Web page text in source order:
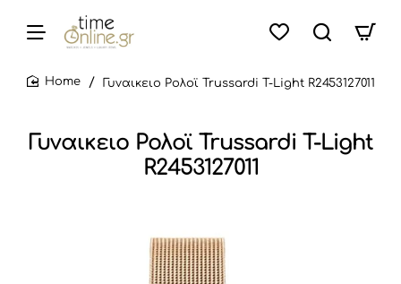
Γυναικειο Ρολοϊ Trussardi T-Light
R2453127011
Γυναικειο Ρολοϊ Trussardi T-Light R2453127011